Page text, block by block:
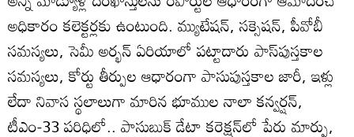
అధికారం కలెక్టర్లకు ఉంటుంది. మ్యుటేషన్‌, సక్సెషన్‌, పీవోబీ
సమస్యలు, సెమీ అర్భన్‌ ఏరియాలో పట్టాదారు పాస్‌పుస్తకాల
సమస్యలు, కోర్టు తీర్పుల ఆధారంగా పాసుపుస్తకాల జారీ, ఇళ్లు
లేదా నివాస స్థలాలుగా మారిన భూముల నాలా కన్వర్షన్‌,
టీఎం-33 పరిధిలో.. పాసుబుక్‌ డేటా కరెక్షన్‌లో పేరు మార్పు,